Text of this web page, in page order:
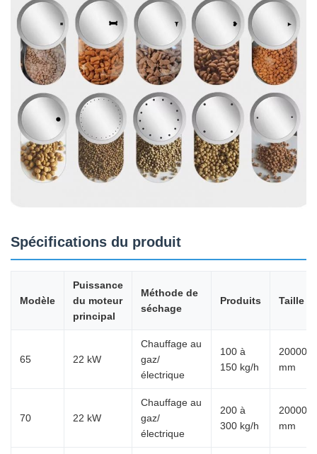
Spécifications du produit
Modèle
Puissance
du moteur
principal
Méthode de
séchage
Produits Taille
65 22 kW
Chauffage au
gaz/
électrique
100 à
150 kg/h
mm
70 22 kW
Chauffage au
gaz/
électrique
200 à
300 kg/h
mm